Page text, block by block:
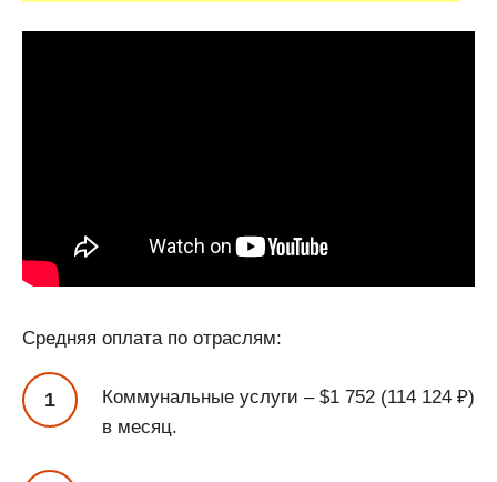
Средняя оплата по отраслям:
Коммунальные услуги – $1 752 (114 124 ₽)
в месяц.